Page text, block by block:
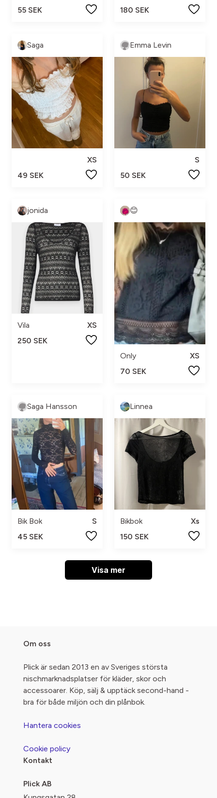
55 SEK
180 SEK
Saga
XS
49 SEK
Emma Levin
S
50 SEK
jonida
Vila
XS
250 SEK
😊
Only
XS
70 SEK
Saga Hansson
Bik Bok
S
45 SEK
Linnea
Bikbok
Xs
150 SEK
Visa mer
Om oss
Plick är sedan 2013 en av Sveriges största
nischmarknadsplatser för kläder, skor och
accessoarer. Köp, sälj & upptäck second-hand -
bra för både miljön och din plånbok.
Hantera cookies
Cookie policy
Kontakt
Plick AB